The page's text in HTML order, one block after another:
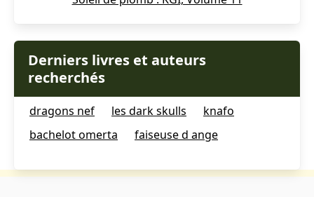
Derniers livres et auteurs
recherchés
dragons nef les dark skulls
knafo
bachelot omerta
faiseuse d ange